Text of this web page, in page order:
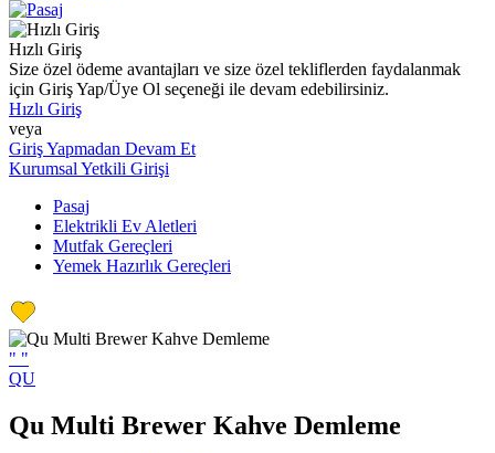
Hızlı Giriş
Size özel ödeme avantajları ve size özel tekliflerden faydalanmak
için Giriş Yap/Üye Ol seçeneği ile devam edebilirsiniz.
Hızlı Giriş
veya
Giriş Yapmadan Devam Et
Kurumsal Yetkili Girişi
Pasaj
Elektrikli Ev Aletleri
Mutfak Gereçleri
Yemek Hazırlık Gereçleri
" "
QU
Qu Multi Brewer Kahve Demleme